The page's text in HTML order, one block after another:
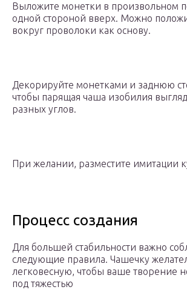
Выложите монетки в произвольном
одной стороной вверх. Можно
вокруг проволоки как основу.
Декорируйте монетками и заднюю
чтобы парящая чаша изобилия
разных углов.
При желании, разместите имитации
Процесс создания
Для большей стабильности важно
следующие правила. Чашечку
легковесную, чтобы ваше творение
под тяжестью